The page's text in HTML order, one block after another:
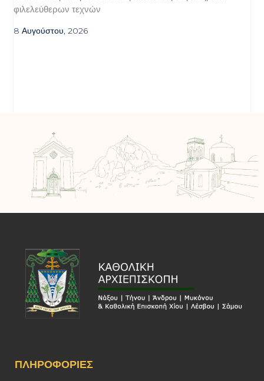
φιλελεύθερων τεχνών
8 Αυγούστου, 2026
ΠΛΗΡΟΦΟΡΊΕΣ